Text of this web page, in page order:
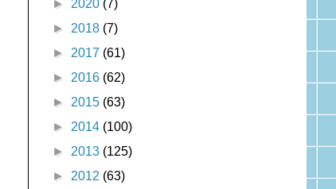
► 2020 (7)
► 2018 (7)
► 2017 (61)
► 2016 (62)
► 2015 (63)
► 2014 (100)
► 2013 (125)
► 2012 (63)